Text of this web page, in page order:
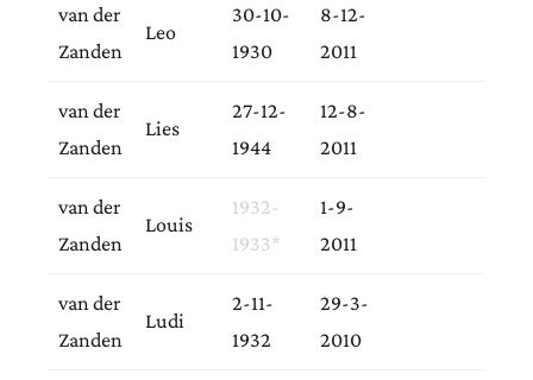
van der
Zanden
Leo
30-10-
1930
8-12-
2011
van der
Zanden
Lies
27-12-
1944
12-8-
2011
van der
Zanden
Louis
1932-
1933*
1-9-
2011
van der
Zanden
Ludi
2-11-
1932
29-3-
2010